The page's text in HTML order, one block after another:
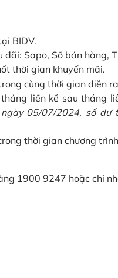
BIDV.
Sapo, Sổ bán hàng,
thời gian khuyến mãi.
cùng thời gian diễn
liền kề sau tháng
05/07/2024, số
thời gian chương
1900 9247 hoặc chi